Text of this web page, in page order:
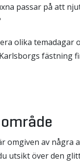
passar på att
olika temadagar
fästning
omgiven av några
utsikt över den